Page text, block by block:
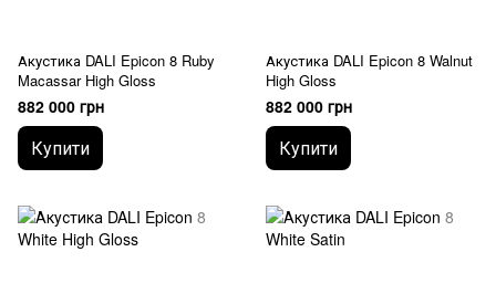
Акустика DALI Epicon 8 Ruby
Macassar High Gloss
882 000 грн
Купити
Акустика DALI Epicon 8 Walnut
High Gloss
882 000 грн
Купити